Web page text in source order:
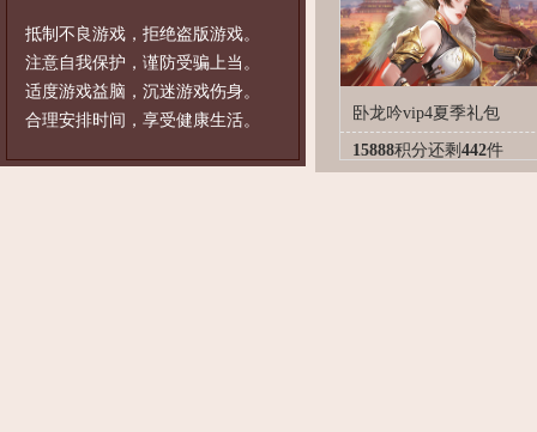
抵制不良游戏，拒绝盗版游戏。
注意自我保护，谨防受骗上当。
适度游戏益脑，沉迷游戏伤身。
合理安排时间，享受健康生活。
卧龙吟vip4夏季礼包
15888积分还剩 442件